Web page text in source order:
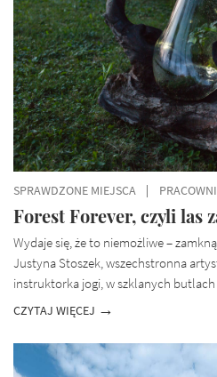
SPRAWDZONE MIEJSCA
Forest Forever, czyli las
Wydaje się, że to niemożliwe –
Justyna Stoszek, wszechstronna
instruktorka jogi, w szklanych butlach
CZYTAJ WIĘCEJ